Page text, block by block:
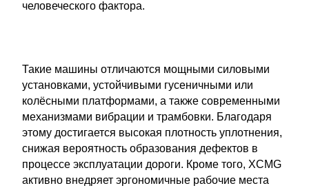
человеческого фактора.
Такие машины отличаются мощными силовыми
установками, устойчивыми гусеничными или
колёсными платформами, а также современными
механизмами вибрации и трамбовки. Благодаря
этому достигается высокая плотность уплотнения,
снижая вероятность образования дефектов в
процессе эксплуатации дороги. Кроме того, XCMG
активно внедряет эргономичные рабочие места